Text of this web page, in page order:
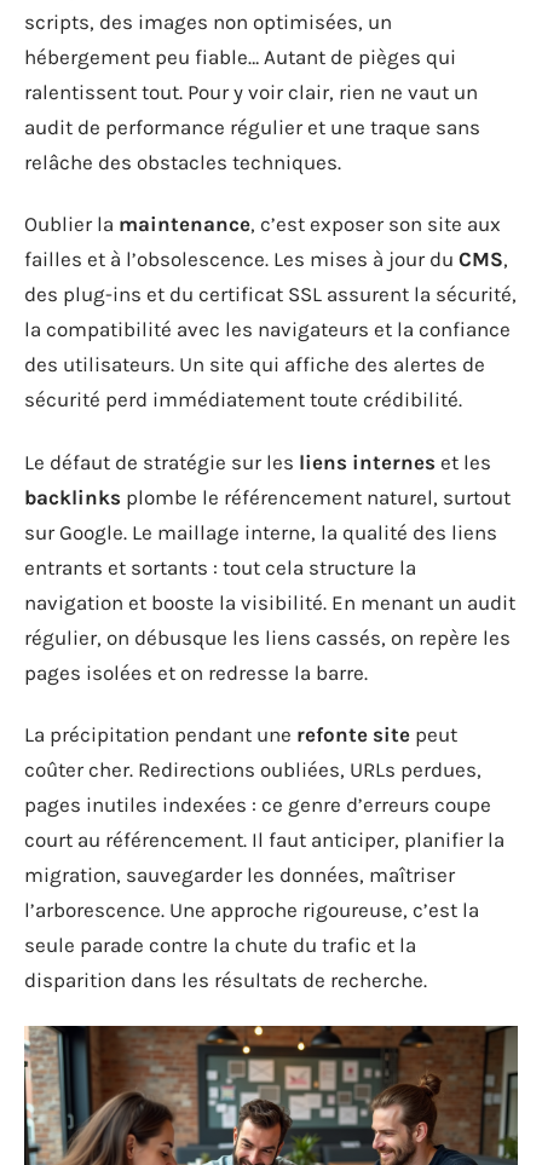
scripts, des images non optimisées, un
hébergement peu fiable… Autant de pièges qui
ralentissent tout. Pour y voir clair, rien ne vaut un
audit de performance régulier et une traque sans
relâche des obstacles techniques.
Oublier la maintenance, c’est exposer son site aux
failles et à l’obsolescence. Les mises à jour du CMS,
des plug-ins et du certificat SSL assurent la sécurité,
la compatibilité avec les navigateurs et la confiance
des utilisateurs. Un site qui affiche des alertes de
sécurité perd immédiatement toute crédibilité.
Le défaut de stratégie sur les liens internes et les
backlinks plombe le référencement naturel, surtout
sur Google. Le maillage interne, la qualité des liens
entrants et sortants : tout cela structure la
navigation et booste la visibilité. En menant un audit
régulier, on débusque les liens cassés, on repère les
pages isolées et on redresse la barre.
La précipitation pendant une refonte site peut
coûter cher. Redirections oubliées, URLs perdues,
pages inutiles indexées : ce genre d’erreurs coupe
court au référencement. Il faut anticiper, planifier la
migration, sauvegarder les données, maîtriser
l’arborescence. Une approche rigoureuse, c’est la
seule parade contre la chute du trafic et la
disparition dans les résultats de recherche.